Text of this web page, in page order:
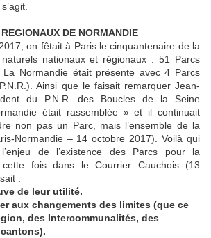
DE NORMANDIE
on fêtait à Paris le cinquantenaire de la
nationaux et régionaux : 51 Parcs
La Normandie était présente avec 4 Parcs
Ainsi que le faisait remarquer Jean-
du P.N.R. des Boucles de la Seine
était rassemblée » et il continuait
non pas un Parc, mais l’ensemble de la
Normandie – 14 octobre 2017). Voilà qui
de l’existence des Parcs pour la
fois dans le Courrier Cauchois (13
:
de leur utilité.
aux changements des limites (que ce
des Intercommunalités, des